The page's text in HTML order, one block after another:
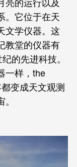
。它位于在天
文学仪器。这
教堂的仪器有
的先进科技。
一样，the
变成天文观测